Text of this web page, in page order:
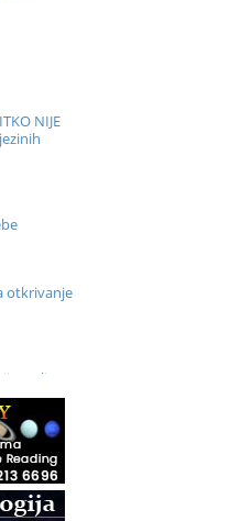
NIJE
otkrivanje
Online –
i Online